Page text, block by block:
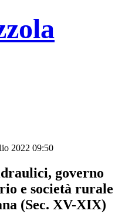
2022 09:50
governo
e società rurale
(Sec. XV-XIX)